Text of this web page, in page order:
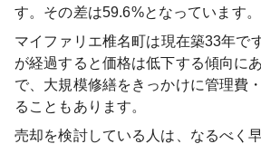
す。その差は59.6%となっています。
マイファリエ椎名町は現在築33年で
が経過すると価格は低下する傾向に
で、大規模修繕をきっかけに管理費
ることもあります。
売却を検討している人は、なるべく